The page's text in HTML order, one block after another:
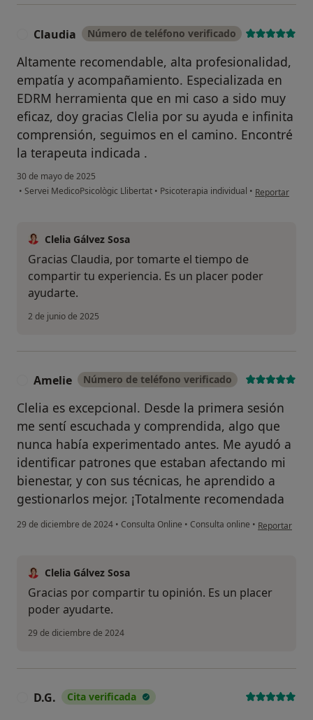
Claudia Número de teléfono verificado
Altamente recomendable, alta profesionalidad,
empatía y acompañamiento. Especializada en
EDRM herramienta que en mi caso a sido muy
eficaz, doy gracias Clelia por su ayuda e infinita
comprensión, seguimos en el camino. Encontré
la terapeuta indicada .
30 de mayo de 2025
• Servei MedicoPsicològic Llibertat • Psicoterapia individual • en opinión del
Reportar
Clelia Gálvez Sosa
Gracias Claudia, por tomarte el tiempo de
compartir tu experiencia. Es un placer poder
ayudarte.
2 de junio de 2025
Amelie Número de teléfono verificado
Clelia es excepcional. Desde la primera sesión
me sentí escuchada y comprendida, algo que
nunca había experimentado antes. Me ayudó a
identificar patrones que estaban afectando mi
bienestar, y con sus técnicas, he aprendido a
gestionarlos mejor. ¡Totalmente recomendada
29 de diciembre de 2024 • Consulta Online • Consulta online • en opinión
Reportar
Clelia Gálvez Sosa
Gracias por compartir tu opinión. Es un placer
poder ayudarte.
29 de diciembre de 2024
D.G. Cita verificada